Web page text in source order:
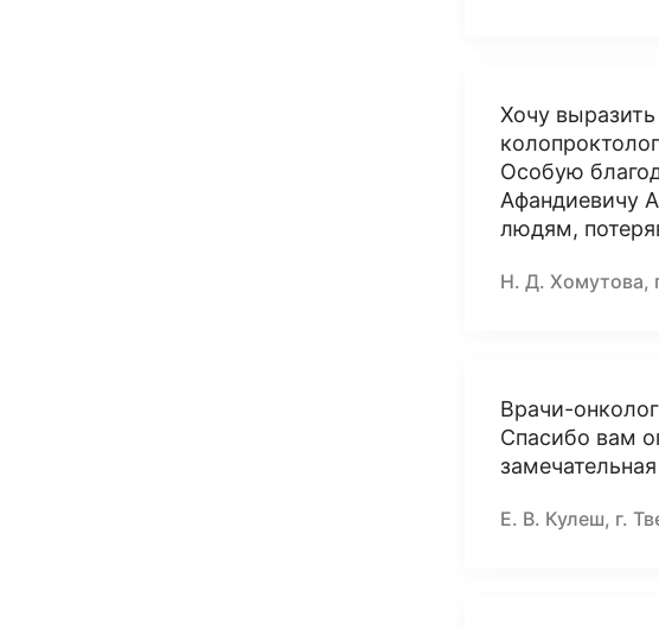
Хочу
Особую
Афандиевичу
людям,
Н. Д. Хомутова,
Врачи-
Спасибо вам
Е. В. Кулеш, г.